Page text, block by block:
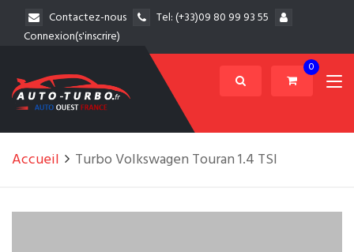
Contactez-nous Tel:(+33)09 80 99 93 55
Connexion(s'inscrire)
0
Accueil Turbo Volkswagen Touran 1.4 TSI